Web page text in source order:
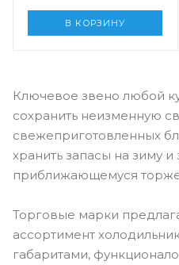
В КОРЗИНУ
Ключевое звено любой
сохранить неизменную
свежеприготовленных
хранить запасы на зиму и
приближающемуся
Торговые марки
ассортимент
габаритами,